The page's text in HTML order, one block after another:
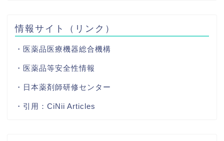
情報サイト（リンク）
・医薬品医療機器総合機構
・医薬品等安全性情報
・日本薬剤師研修センター
・引用： CiNii Articles